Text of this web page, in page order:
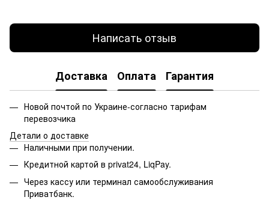
Написать отзыв
Доставка Оплата Гарантия
Новой почтой по Украине-согласно тарифам
перевозчика
Детали о доставке
Наличными при получении.
Кредитной картой в privat24, LiqPay.
Через кассу или терминал самообслуживания
Приватбанк.